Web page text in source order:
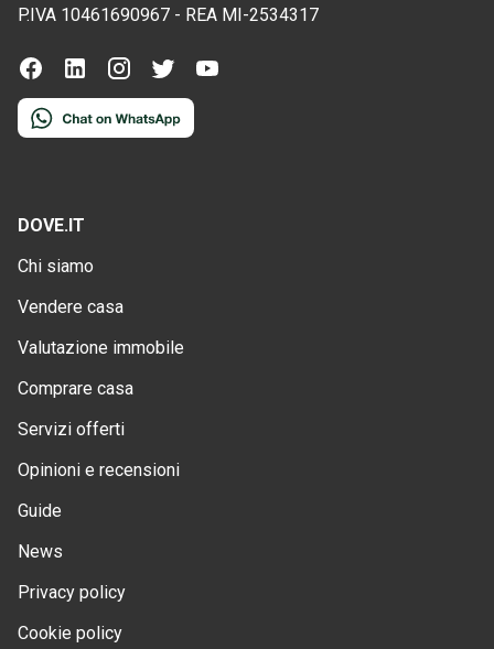
P.IVA 10461690967 - REA MI-2534317
DOVE.IT
Chi siamo
Vendere casa
Valutazione immobile
Comprare casa
Servizi offerti
Opinioni e recensioni
Guide
News
Privacy policy
Cookie policy